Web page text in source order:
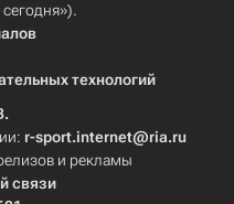
технологий
r-sport.internet@ria.ru
и рекламы
связи